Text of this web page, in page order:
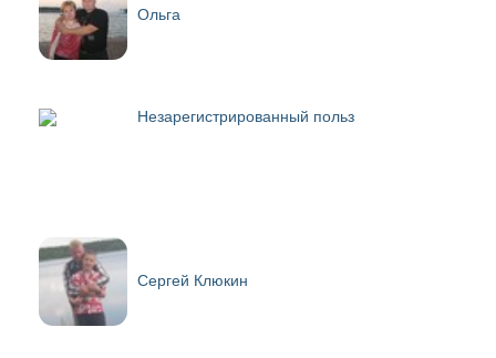
Ольга
Незарегистрированный польз
Сергей Клюкин